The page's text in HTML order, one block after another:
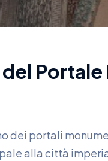
dei portali
alla città